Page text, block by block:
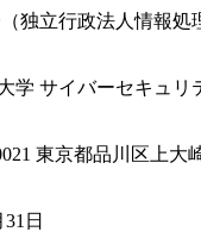
独立行政法人情報
学 サイバーセキュ
東京都品川区上大
日